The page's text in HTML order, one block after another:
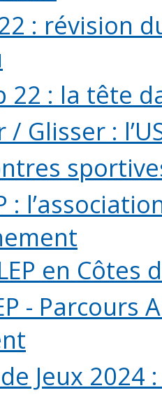
22 : révision
22 : la tête
/ Glisser :
:
en Côtes
-
Jeux 2024